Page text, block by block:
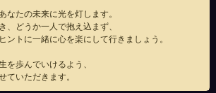
なたの未来に光を灯します。
、どうか一人で抱え込まず、
ントに一緒に心を楽にして行きましょう。
を歩んでいけるよう、
ていただきます。